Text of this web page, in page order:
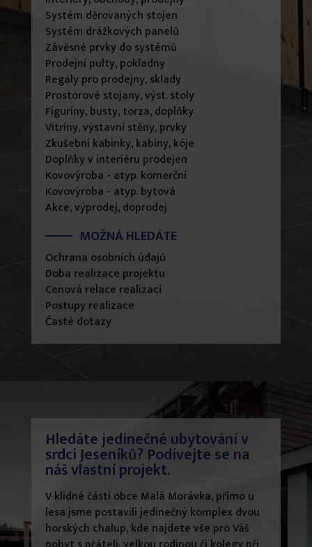
Systém děrovaných stojen
Systém drážkových panelů
Závěsné prvky do systémů
Prodejní pulty, pokladny
Regály pro prodejny, sklady
Prostorové stojany, výst. stoly
Figuríny, busty, torza, doplňky
Vitríny, výstavní stěny, prvky
Zkušební kabinky, kabiny, kóje
Doplňky v interiéru prodejen
Kovovýroba - atyp. komerční
Kovovýroba - atyp. bytová
Akce, výprodej, doprodej
MOŽNÁ HLEDÁTE
Ochrana osobních údajů
Doba realizace projektu
Cenová relace realizací
Postupy realizace
Časté dotazy
Hledáte jedinečné ubytování v
srdci Jeseníků? Podívejte se na
náš vlastní projekt.
V klidné části obce Malá Morávka, přímo u
lesa jsme postavili jedinečný komplex dvou
horských chalup, kde najdete vše pro Váš